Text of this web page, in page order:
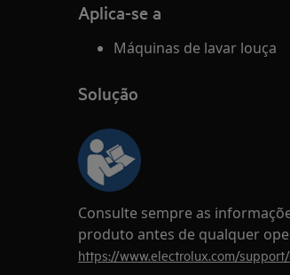
Aplica-se a
Máquinas de lavar louça
Solução
Consulte sempre as
produto antes de qualquer
https://www.electrolux.com/